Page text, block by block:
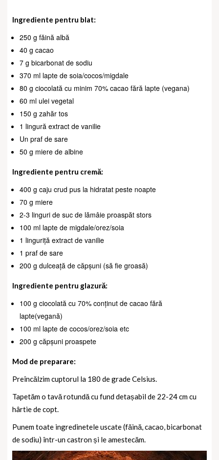
Ingrediente pentru blat:
250 g făină albă
40 g cacao
7 g bicarbonat de sodiu
370 ml lapte de soia/cocos/migdale
80 g ciocolată cu minim 70% cacao fără lapte (vegana)
60 ml ulei vegetal
150 g zahăr tos
1 lingură extract de vanilie
Un praf de sare
50 g miere de albine
Ingrediente pentru cremă:
400 g caju crud pus la hidratat peste noapte
70 g miere
2-3 linguri de suc de lămâie proaspăt stors
100 ml lapte de migdale/orez/soia
1 linguriță extract de vanilie
1 praf de sare
200 g dulceață de căpșuni (să fie groasă)
Ingrediente pentru glazură:
100 g ciocolată cu 70% conținut de cacao fără
lapte(vegană)
100 ml lapte de cocos/orez/soia etc
200 g căpșuni proaspete
Mod de preparare:
Preîncălzim cuptorul la 180 de grade Celsius.
Tapetăm o tavă rotundă cu fund detașabil de 22-24 cm cu
hârtie de copt.
Punem toate ingredinetele uscate (făină, cacao, bicarbonat
de sodiu) într-un castron și le amestecăm.